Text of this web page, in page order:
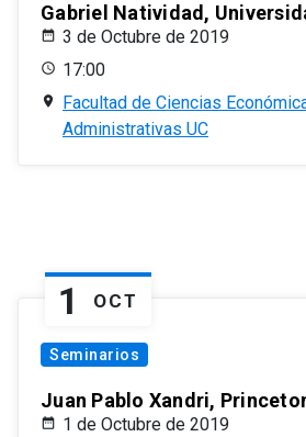
Gabriel Natividad,
3 de Octubre de 2019
17:00
Facultad de Ciencias
Administrativas UC
1 OCT
Seminarios
Juan Pablo Xandri,
1 de Octubre de 2019